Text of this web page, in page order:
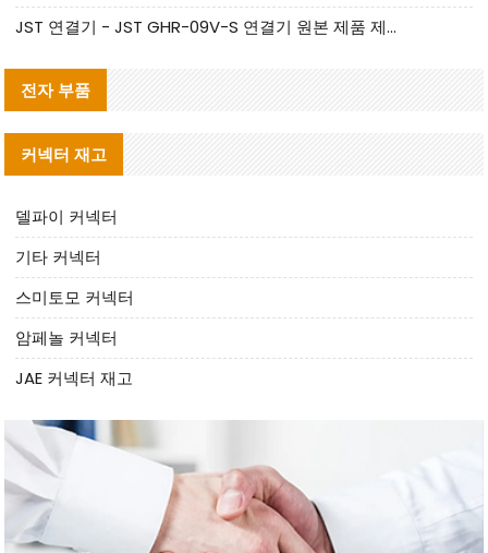
JST 연결기 - JST GHR-09V-S 연결기 원본 제품 제공 | 대체품 제공
전자 부품
커넥터 재고
델파이 커넥터
기타 커넥터
스미토모 커넥터
암페놀 커넥터
JAE 커넥터 재고